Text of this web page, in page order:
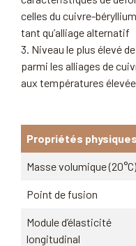
celles du cuivre-
tant qu’alliage alternatif
3. Niveau le plus élevé
parmi les alliages de
aux températures
Propriétés physiques
Masse volumique (20°C)
Point de fusion
Module d’élasticité
longitudinal